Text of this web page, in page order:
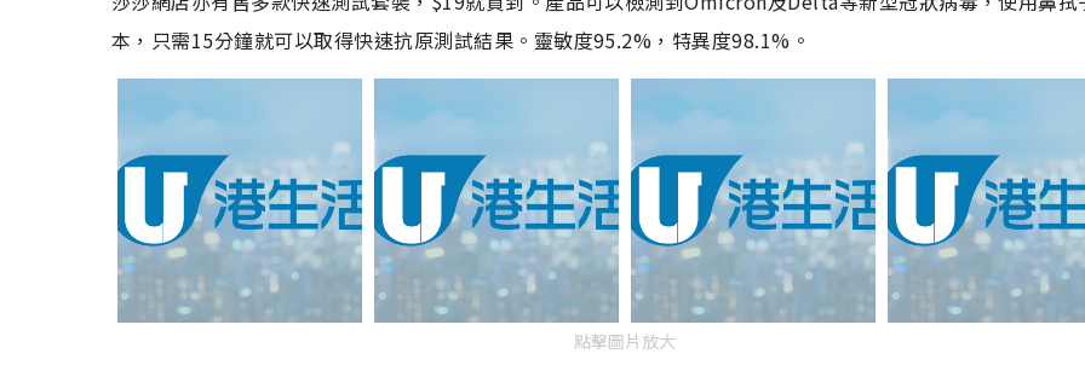
本，只需15分鐘就可以取得快速抗原測試結果。靈敏度95.2%，特異度98.1%。
點擊圖片放大